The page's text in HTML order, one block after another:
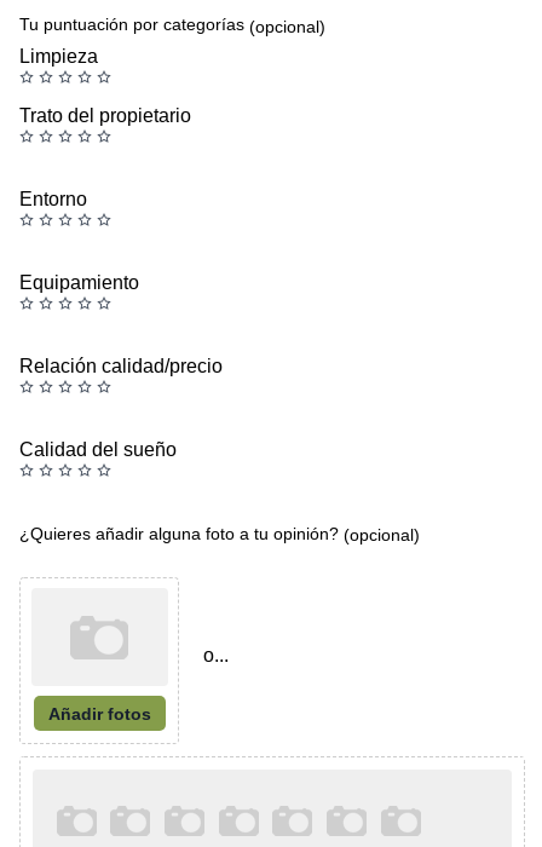
Tu puntuación por categorías (opcional)
Limpieza
Trato del propietario
Entorno
Equipamiento
Relación calidad/precio
Calidad del sueño
¿Quieres añadir alguna foto a tu opinión? (opcional)
Añadir fotos
o...